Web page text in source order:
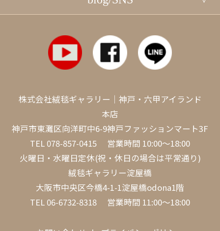
株式会社絨毯ギャラリー｜神戸・六甲アイランド
本店
神戸市東灘区向洋町中6-9神戸ファッションマート3F
TEL 078-857-0415 営業時間 10:00～18:00
火曜日・水曜日定休(祝・休日の場合は平常通り)
絨毯ギャラリー淀屋橋
大阪市中央区今橋4-1-1淀屋橋odona1階
TEL 06-6732-8318 営業時間 11:00～18:00